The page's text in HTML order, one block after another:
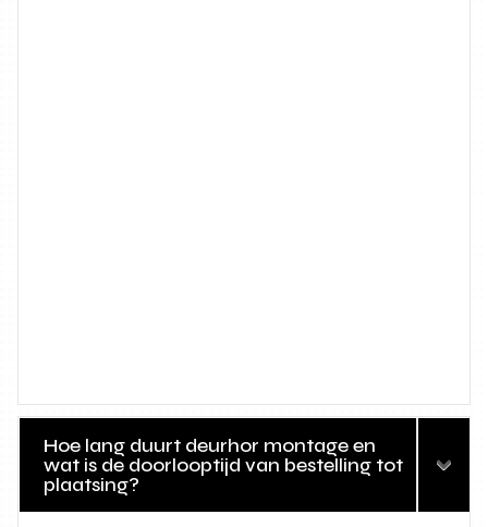
Hoe lang duurt deurhor montage en
wat is de doorlooptijd van bestelling tot
plaatsing?